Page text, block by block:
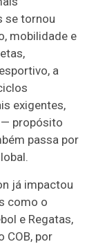
se tornou
mobilidade e
a
exigentes,
propósito
passa por
já impactou
como o
e Regatas,
COB, por